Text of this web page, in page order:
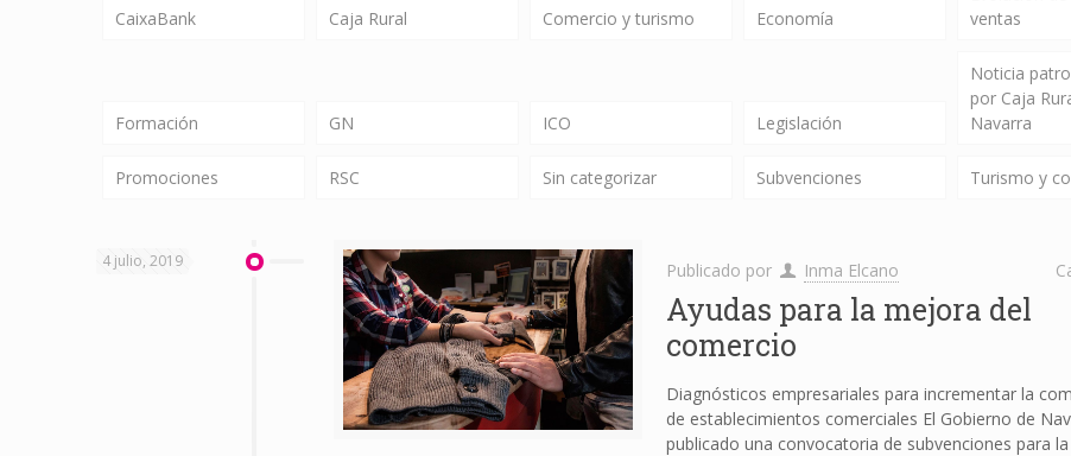
CaixaBank Caja Rural Comercio y turismo Economía
ventas
Formación GN ICO Legislación
Noticia
por Caja
Navarra
Promociones RSC Sin categorizar Subvenciones Turismo y
4 julio, 2019 Publicado por Inma Elcano
Ayudas para la mejora del
comercio
Diagnósticos empresariales para incrementar la
de establecimientos comerciales El Gobierno de
publicado una convocatoria de subvenciones para